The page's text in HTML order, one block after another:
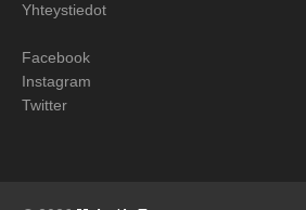
Yhteystiedot
Facebook
Instagram
Twitter